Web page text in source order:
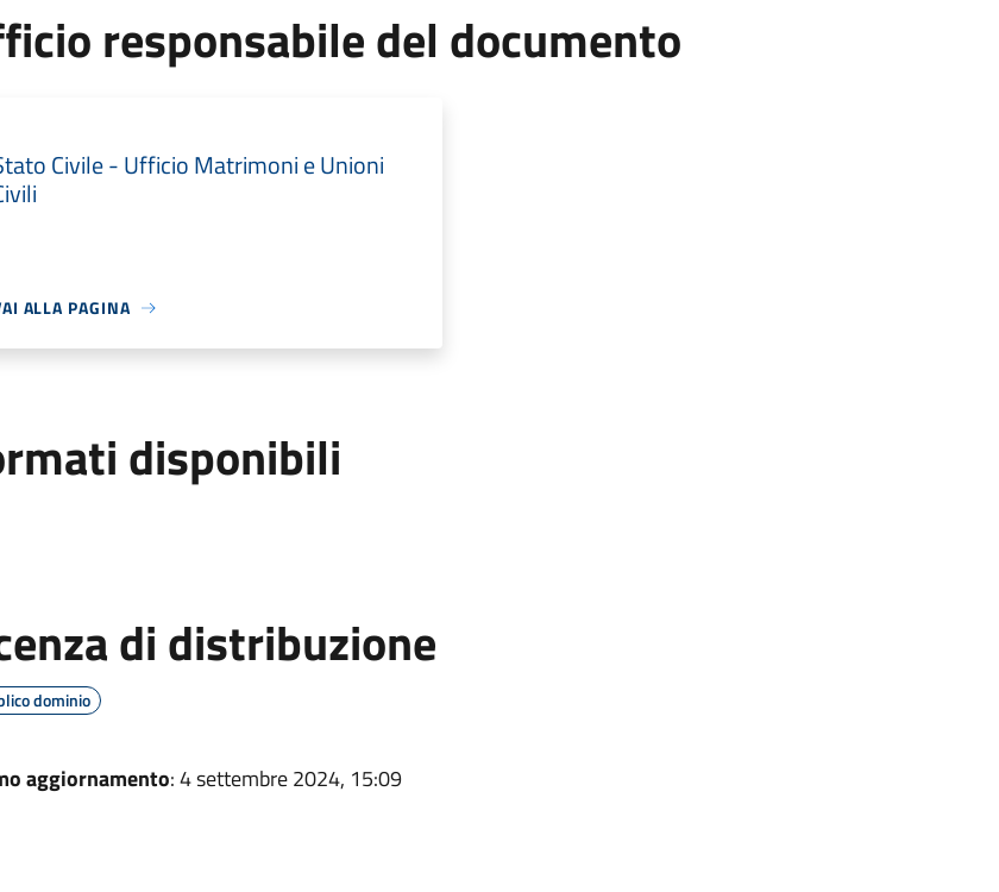
responsabile del documento
Civile - Ufficio Matrimoni e Unioni
ALLA PAGINA
disponibili
di distribuzione
dominio
aggiornamento: 4 settembre 2024, 15:09